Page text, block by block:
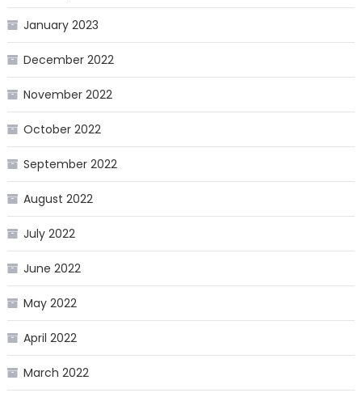
January 2023
December 2022
November 2022
October 2022
September 2022
August 2022
July 2022
June 2022
May 2022
April 2022
March 2022